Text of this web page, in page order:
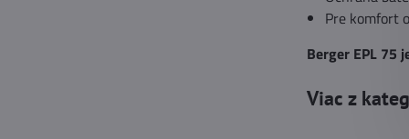
Pre komfort
Berger EPL 75
Viac z